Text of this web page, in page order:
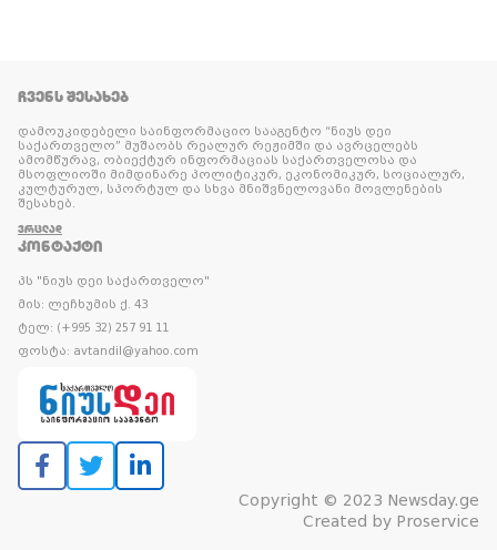
ᲩᲕᲔᲜᲡ ᲨᲔᲡᲐᲮᲔᲑ
დამოუკიდებელი საინფორმაციო სააგენტო “ნიუს დეი
საქართველო” მუშაობს რეალურ რეჟიმში და ავრცელებს
ამომწურავ, ობიექტურ ინფორმაციას საქართველოსა და
მსოფლიოში მიმდინარე პოლიტიკურ, ეკონომიკურ, სოციალურ,
კულტურულ, სპორტულ და სხვა მნიშვნელოვანი მოვლენების
შესახებ.
ᲕᲠᲪᲚᲐᲓ
ᲙᲝᲜᲢᲐᲥᲢᲘ
პს "ნიუს დეი საქართველო"
მის: ლეჩხუმის ქ. 43
ტელ: (+995 32) 257 91 11
ფოსტა: avtandil@yahoo.com
Copyright © 2023 Newsday.ge
Created by Proservice